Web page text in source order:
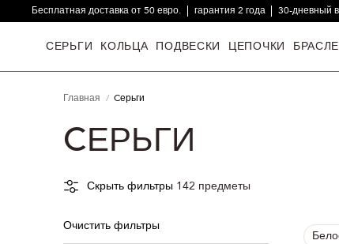
Бесплатная доставка от 50 евро. гарантия 2 года
30-дневный
СЕРЬГИ КОЛЬЦА ПОДВЕСКИ ЦЕПОЧКИ
Главная Cерьги
CЕРЬГИ
Скрыть фильтры 142 предметы
Очистить фильтры